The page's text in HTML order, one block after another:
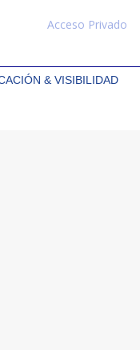
Acceso Privado
& VISIBILIDAD